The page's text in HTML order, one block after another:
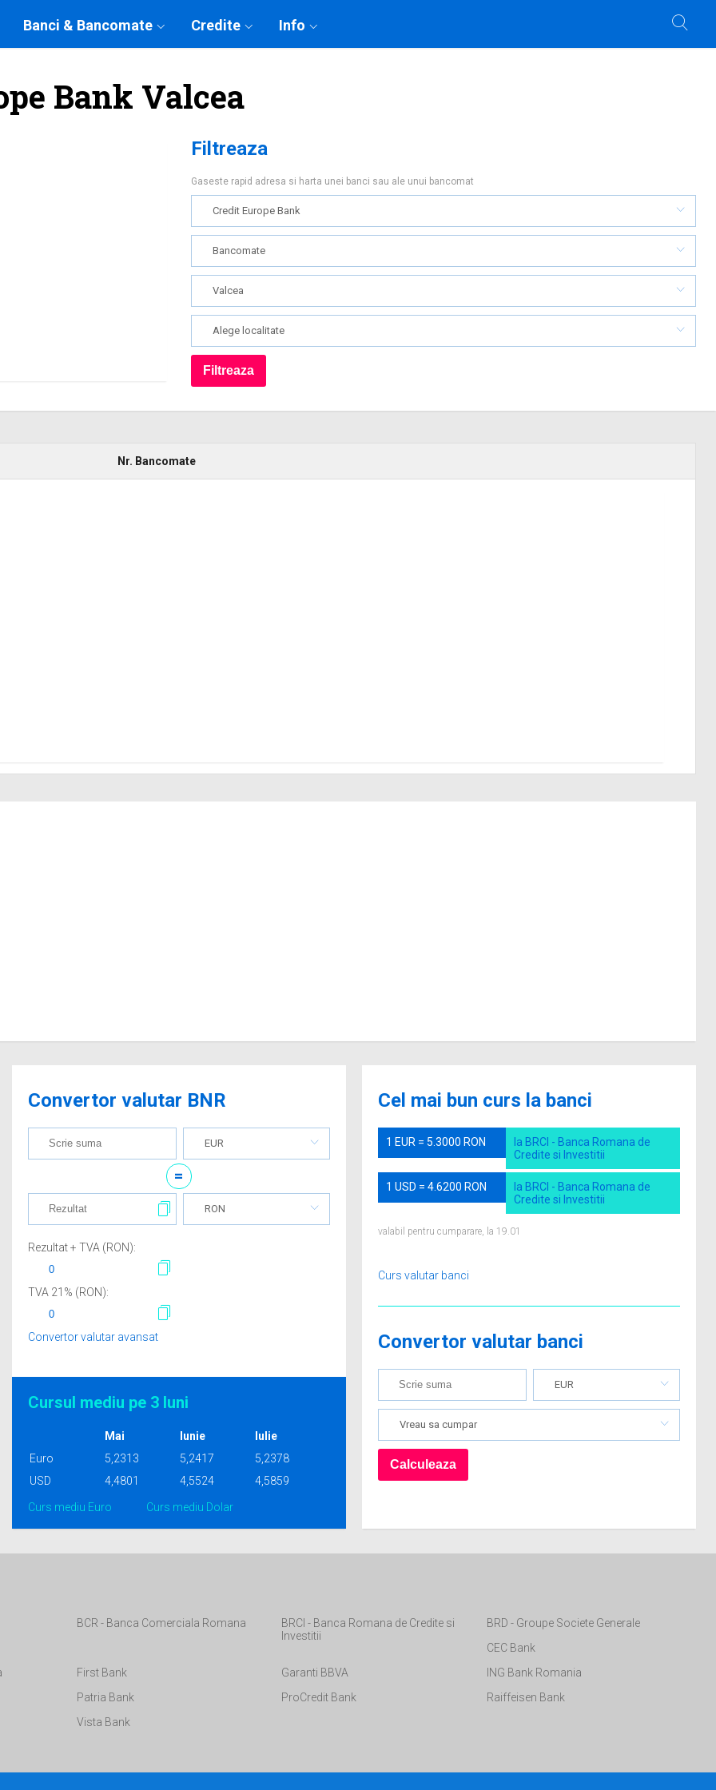
Banci & Bancomate Credite Info
Bank Valcea
Filtreaza
Gaseste rapid adresa si harta unei banci sau ale unui bancomat
Credit Europe Bank
Bancomate
Valcea
Alege localitate
Nr. Bancomate
Convertor valutar BNR
EUR
=
RON
Rezultat + TVA (RON):
TVA 21 % (RON):
Convertor valutar avansat
Cursul mediu pe 3 luni
Mai Iunie
Iulie
Euro
5,2313 5,2417
5,2378
USD
4,4801 4,5524 4,5859
Curs mediu Euro Curs mediu Dolar
Cel mai bun curs la banci
1 EUR = 5.3000 RON
la BRCI - Banca Romana de
Credite si Investitii
1 USD = 4.6200 RON
la BRCI - Banca Romana de
Credite si Investitii
valabil pentru cumparare, la 19.01
Curs valutar banci
Convertor valutar banci
EUR
Vreau sa cumpar
BCR - Banca Comerciala Romana
BRCI - Banca Romana de Credite si
Investitii
BRD - Groupe Societe Generale
CEC Bank
First Bank Garanti BBVA
ING Bank Romania
Patria Bank ProCredit Bank
Raiffeisen Bank
Vista Bank